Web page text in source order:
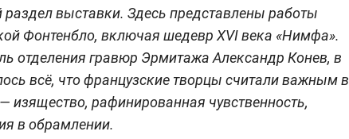
выставки. Здесь представлены работы
Фонтенбло, включая шедевр XVI века «Нимфа».
отделения гравюр Эрмитажа Александр Конев, в
всё, что французские творцы считали важным в
изящество, рафинированная чувственность,
в обрамлении.